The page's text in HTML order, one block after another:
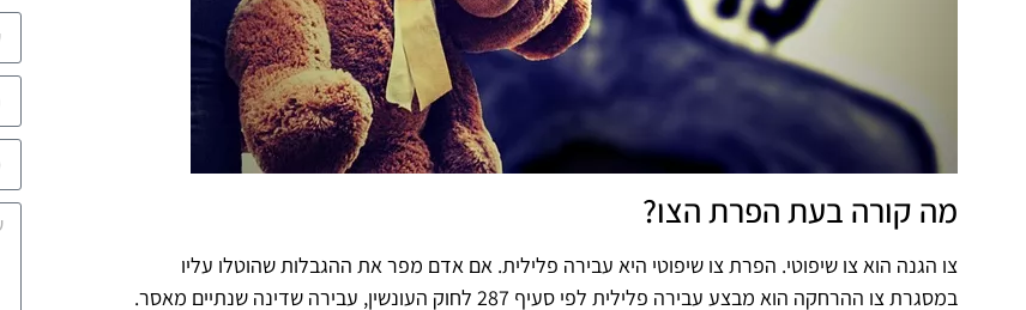
מה קורה בעת הפרת הצו?
צו הגנה הוא צו שיפוטי. הפרת צו שיפוטי היא עבירה פלילית. אם אדם מפר את ההגבלות שהוטלו עליו
במסגרת צו ההרחקה הוא מבצע עבירה פלילית לפי סעיף 287 לחוק העונשין, עבירה שדינה שנתיים מאסר.